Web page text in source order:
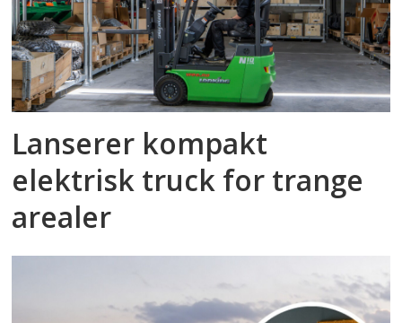
Lanserer kompakt
elektrisk truck for trange
arealer